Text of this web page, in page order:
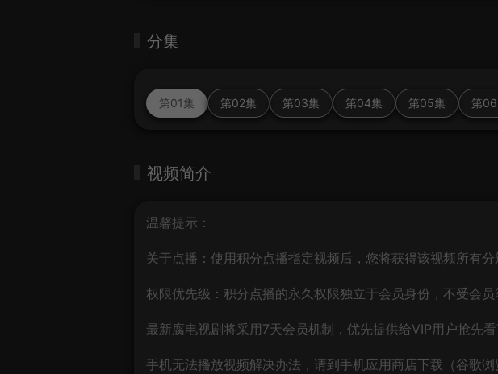
分集
第01集 第02集 第03集 第04集 第05集 第
视频简介
温馨提示：
关于点播：使用积分点播指定视频后，您将获得该视频所有
权限优先级：积分点播的永久权限独立于会员身份，不受会
最新腐电视剧将采用7天会员机制，优先提供给VIP用户抢先看
手机无法播放视频解决办法，请到手机应用商店下载（谷歌